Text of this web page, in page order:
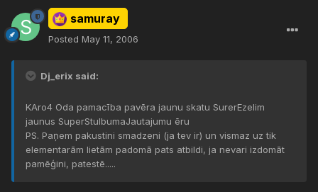
samuray
Posted May 11, 2006
Dj_erix said:
KAro4 Oda pamacība pavēra jaunu skatu SurerEzelim
jaunus SuperStulbumaJautajumu ēru
PS. Paņem pakustini smadzeni (ja tev ir) un vismaz uz tik
elementarām lietām padomā pats atbildi, ja nevari izdomāt
pamēģini, patestē.....